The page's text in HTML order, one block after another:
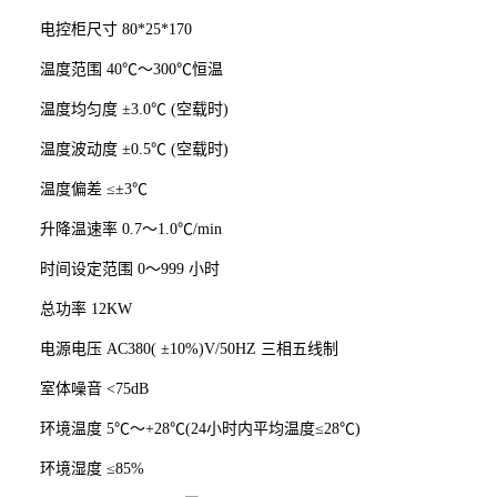
电控柜尺寸 80*25*170
温度范围 40℃～300℃恒温
温度均匀度 ±3.0℃ (空载时)
温度波动度 ±0.5℃ (空载时)
温度偏差 ≤±3℃
升降温速率 0.7～1.0℃/min
时间设定范围 0～999 小时
总功率 12KW
电源电压 AC380( ±10%)V/50HZ 三相五线制
室体噪音 <75dB
环境温度 5℃～+28℃(24小时内平均温度≤28℃)
环境湿度 ≤85%